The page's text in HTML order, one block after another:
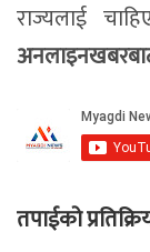
राज्यलाई
तपाईको